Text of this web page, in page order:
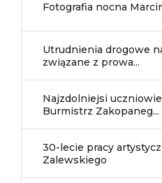
Fotografia nocna
Utrudnienia drogowe
związane z prowa...
Najzdolniejsi
Burmistrz Zakopaneg...
30-lecie pracy
Zalewskiego